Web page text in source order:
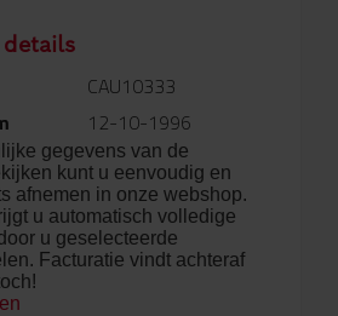
details
CAU10333
12-10-1996
gegevens van de
kunt u eenvoudig en
afnemen in onze webshop.
u automatisch volledige
u geselecteerde
Facturatie vindt achteraf